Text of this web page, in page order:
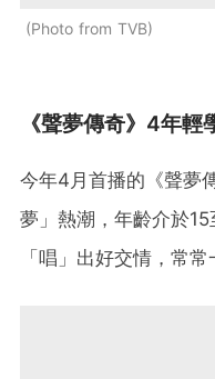
Photo from TVB
《聲夢傳奇》4年輕
今年4月首播的《聲夢
夢」熱潮，年齡介於
「唱」出好交情，常